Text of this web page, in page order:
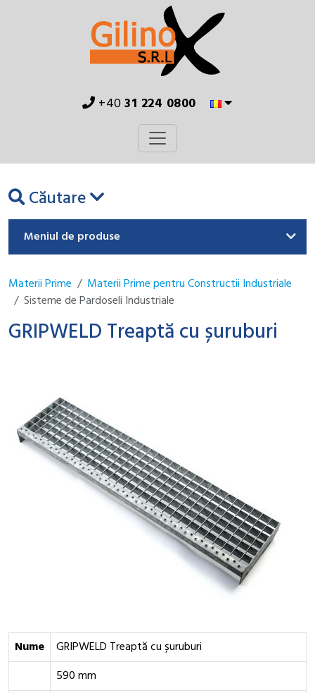
+4031 224 0800
Căutare
Meniul de produse
Materii Prime
Materii Prime pentru Constructii Industriale
Sisteme de Pardoseli Industriale
GRIPWELD Treaptă cu șuruburi
Nume
GRIPWELD Treaptă cu șuruburi
590 mm